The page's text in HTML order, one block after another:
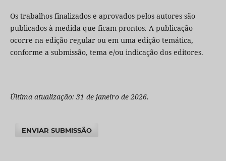
Os trabalhos finalizados e aprovados pelos autores são
publicados à medida que ficam prontos. A publicação
ocorre na edição regular ou em uma edição temática,
conforme a submissão, tema e/ou indicação dos editores.
Última atualização: 31 de janeiro de 2026.
ENVIAR SUBMISSÃO